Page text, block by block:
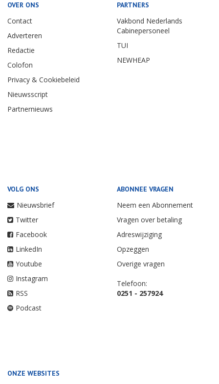
OVER ONS
Contact
Adverteren
Redactie
Colofon
Privacy & Cookiebeleid
Nieuwsscript
Partnernieuws
PARTNERS
Vakbond Nederlands
Cabinepersoneel
TUI
NEWHEAP
VOLG ONS
Nieuwsbrief
Twitter
Facebook
LinkedIn
Youtube
Instagram
RSS
Podcast
ABONNEE VRAGEN
Neem een Abonnement
Vragen over betaling
Adreswijziging
Opzeggen
Overige vragen
Telefoon:
0251 - 257924
ONZE WEBSITES